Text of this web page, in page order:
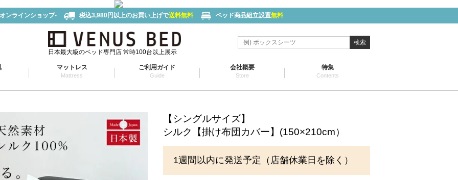
ンラインショップ- 税込3,980円以上のお買い上げで送料無料 ベッド商品組立設置無料
日本最大級のベッド専門店 常時100台以上展示
検索
マットレス
Mattress
ご利用ガイド
Guide
会社概要
Store
特集
Contents
【シングルサイズ】
シルク【掛け布団カバー】(150×210cm）
1週間以内に発送予定（店舗休業日を除く）